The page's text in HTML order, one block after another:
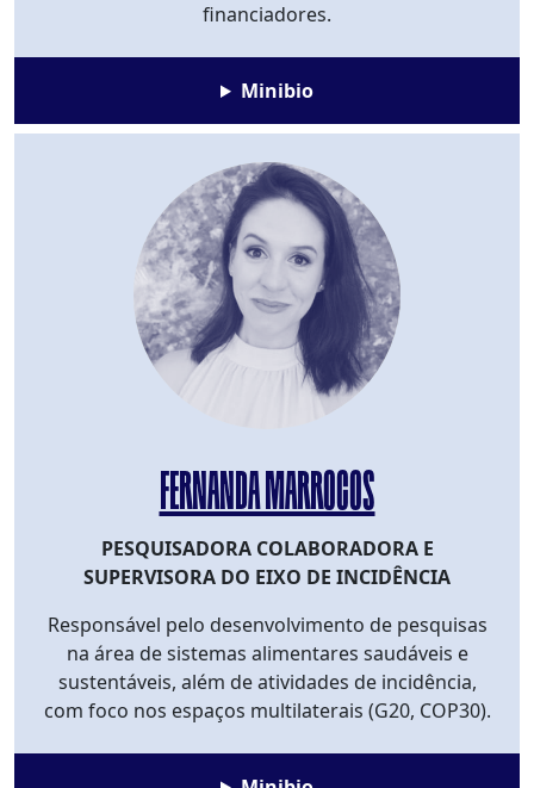
financiadores.
Minibio
FERNANDA MARROCOS
PESQUISADORA COLABORADORA E
SUPERVISORA DO EIXO DE INCIDÊNCIA
Responsável pelo desenvolvimento de pesquisas
na área de sistemas alimentares saudáveis e
sustentáveis, além de atividades de incidência,
com foco nos espaços multilaterais (G20, COP30).